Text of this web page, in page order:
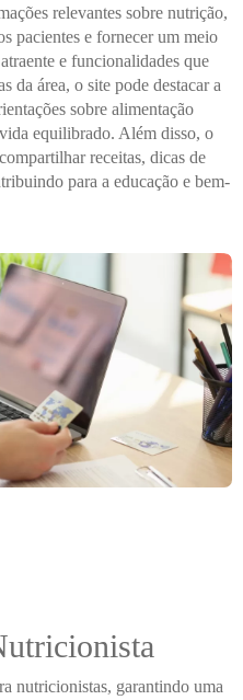
relevantes sobre nutrição,
pacientes e fornecer um meio
e funcionalidades que
da área, o site pode destacar a
sobre alimentação
equilibrado. Além disso, o
receitas, dicas de
para a educação e bem-
nutricionistas, garantindo uma